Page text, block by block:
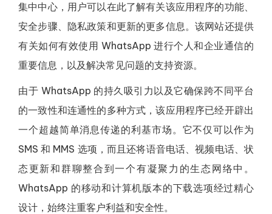
集中中心，用户可以在此了解有关该应用程序的功能、
安全步骤、隐私政策和更新的更多信息。该网站还提供
有关如何有效使用 WhatsApp 进行个人和企业通信的
重要信息，以及解决常见问题的支持资源。
由于 WhatsApp 的持久吸引力以及它确保跨不同平台
的一致性和连通性的多种方式，该应用程序已经开辟出
一个超越简单消息传递的利基市场。它不仅可以作为
SMS 和 MMS 选项，而且还将语音电话、视频电话、状
态更新和群聊整合到一个有凝聚力的生态网络中。
WhatsApp 的移动和计算机版本的下载选项经过精心
设计，始终注重客户利益和安全性。